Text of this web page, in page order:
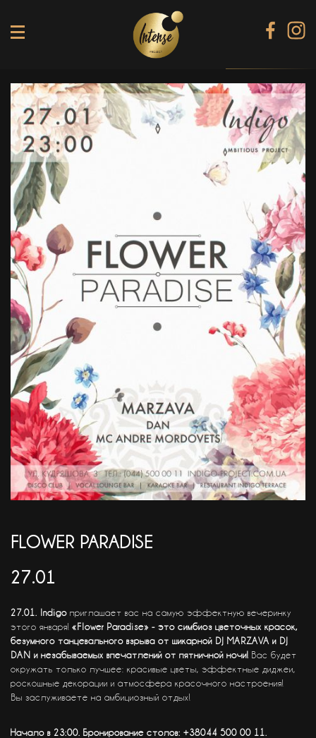
TIKI TERRACE
SHINE КАРАОКЕ БАР
BLACK DIAMOND КАРАОКЕ
SECRET ROOM
МЕНЮ
ГАЛЕРЕЯ
БАНКЕТИ
КОНТАКТИ
АКЦІЇ
EN
FLOWER PARADISE
27.01
27.01. Indigo приглашает вас на самую эффектную вечеринку
этого января! «Flower Paradise» - это симбиоз цветочных красок,
безумного танцевального взрыва от шикарной DJ MARZAVA и DJ
DAN и незабываемых впечатлений от пятничной ночи! Вас будет
окружать только лучшее: красивые цветы, эффектные диджеи,
роскошные декорации и атмосфера красочного настроения!
Вы заслуживаете на амбициозный отдых!
Начало в 23:00. Бронирование столов: +38044 500 00 11.